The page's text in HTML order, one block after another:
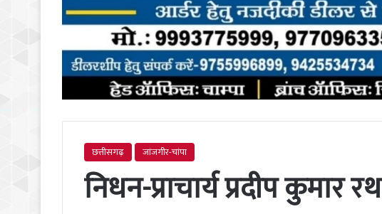
छत्तीसगढ़ जांजगीर-चांपा
निधन-प्राचार्य प्रदीप कुमार रथ